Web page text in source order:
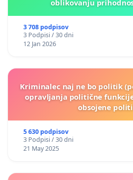
oblikovanju
3 708 podpisov
3 Podpisi / 30 dni
12 Jan 2026
Kriminalec naj ne bo politik
opravljanja politične
obsojene
5 630 podpisov
3 Podpisi / 30 dni
21 May 2025